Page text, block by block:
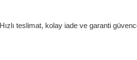
Hızlı teslimat, kolay iade ve garanti